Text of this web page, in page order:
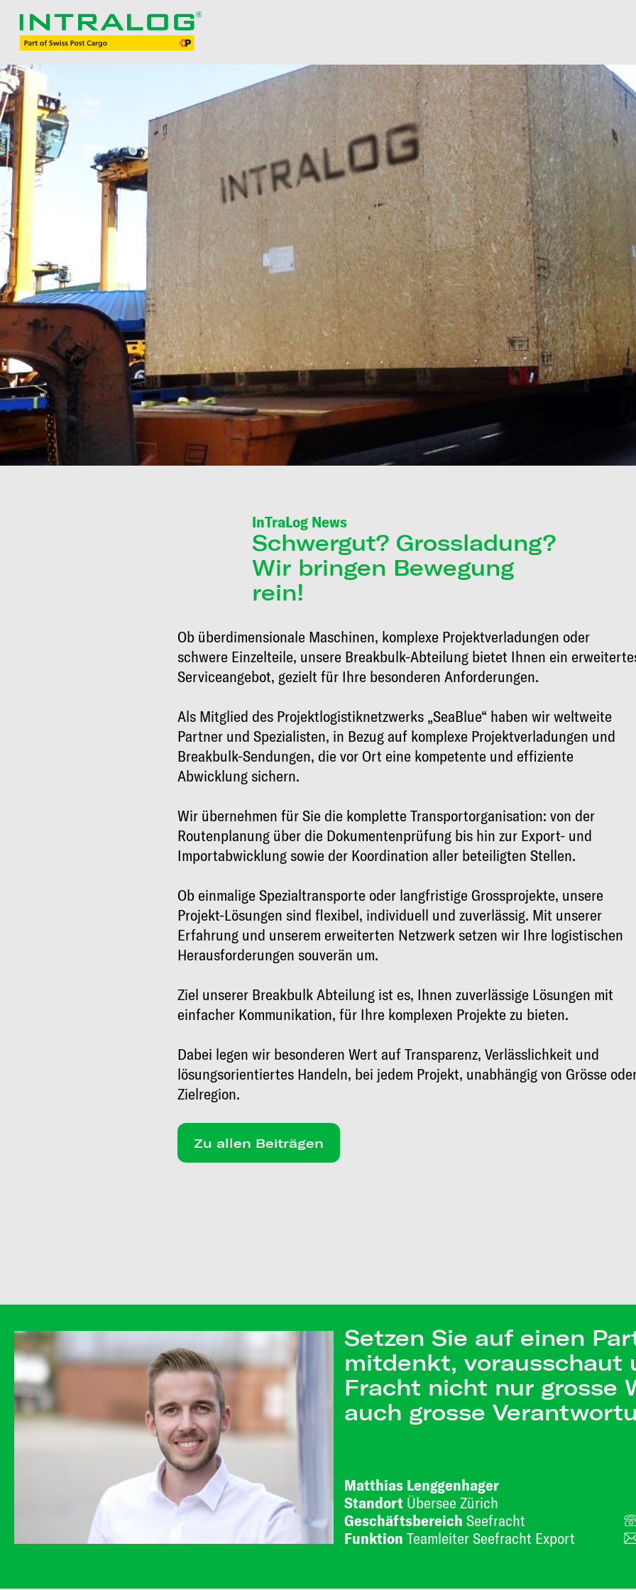
InTraLog News
Schwergut? Grossladung?
Wir bringen Bewegung
rein!
Ob überdimensionale Maschinen, komplexe Projektverladungen oder
schwere Einzelteile, unsere Breakbulk-Abteilung bietet Ihnen ein
Serviceangebot, gezielt für Ihre besonderen Anforderungen.
Als Mitglied des Projektlogistiknetzwerks „SeaBlue“ haben wir weltweite
Partner und Spezialisten, in Bezug auf komplexe Projektverladungen und
Breakbulk-Sendungen, die vor Ort eine kompetente und effiziente
Abwicklung sichern.
Wir übernehmen für Sie die komplette Transportorganisation: von der
Routenplanung über die Dokumentenprüfung bis hin zur Export- und
Importabwicklung sowie der Koordination aller beteiligten Stellen.
Ob einmalige Spezialtransporte oder langfristige Grossprojekte, unsere
Projekt-Lösungen sind flexibel, individuell und zuverlässig. Mit unserer
Erfahrung und unserem erweiterten Netzwerk setzen wir Ihre logistischen
Herausforderungen souverän um.
Ziel unserer Breakbulk Abteilung ist es, Ihnen zuverlässige Lösungen mit
einfacher Kommunikation, für Ihre komplexen Projekte zu bieten.
Dabei legen wir besonderen Wert auf Transparenz, Verlässlichkeit und
lösungsorientiertes Handeln, bei jedem Projekt, unabhängig von Grösse
Zielregion.
Zu allen Beiträgen
Setzen Sie auf einen
mitdenkt, vorausschaut
Fracht nicht nur grosse
auch grosse
Matthias Lenggenhager
Standort Übersee Zürich
Geschäftsbereich Seefracht
Funktion Teamleiter Seefracht Export